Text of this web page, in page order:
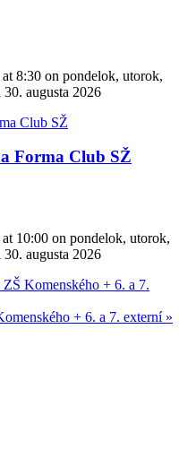
8:30 on pondelok, utorok,
augusta 2026
Forma Club SŽ
10:00 on pondelok, utorok,
augusta 2026
Komenského + 6. a 7.
+ 6. a 7. externí »